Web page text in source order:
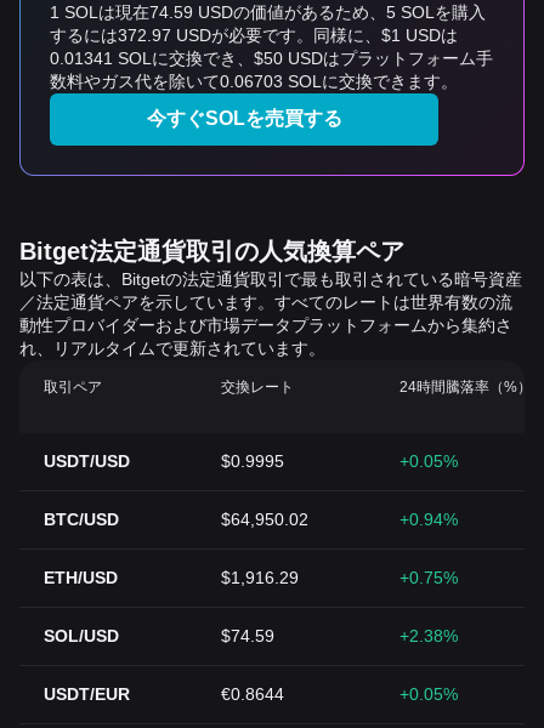
1 SOLは現在74.59 USDの価値があるため、5 SOLを購入
するには372.97 USDが必要です。同様に、$1 USDは
0.01341 SOLに交換でき、$50 USDはプラットフォーム手
数料やガス代を除いて0.06703 SOLに交換できます。
今すぐSOLを売買する
Bitget法定通貨取引の人気換算ペア
以下の表は、Bitgetの法定通貨取引で最も取引されている暗号資産
／法定通貨ペアを示しています。すべてのレートは世界有数の流
動性プロバイダーおよび市場データプラットフォームから集約さ
れ、リアルタイムで更新されています。
取引ペア 交換レート 24時間騰落率（%）
USDT/USD $0.9995 +0.05%
BTC/USD $64,950.02 +0.94%
ETH/USD $1,916.29 +0.75%
SOL/USD $74.59 +2.38%
USDT/EUR €0.8644 +0.05%